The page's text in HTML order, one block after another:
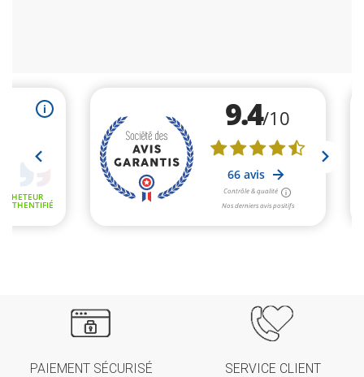
PAIEMENT SÉCURISÉ SERVICE CLIENT